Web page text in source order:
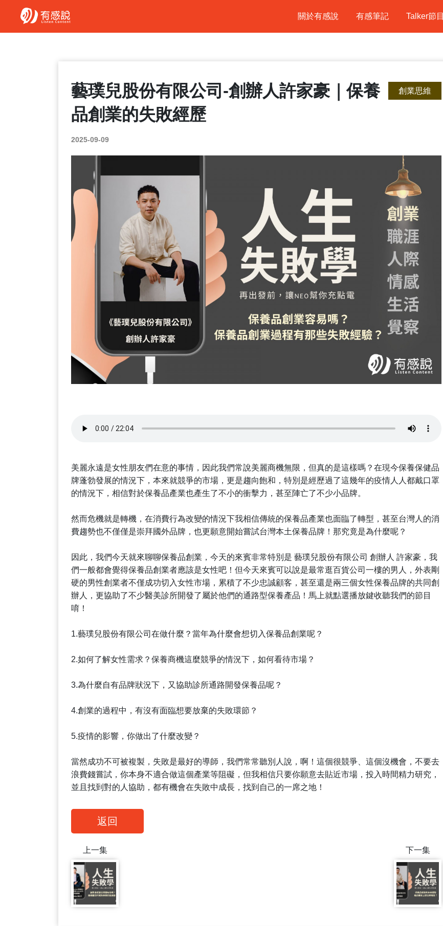
關於有感說 有感筆記 Talker節目
藝璞兒股份有限公司-創辦人許家豪｜保養
品創業的失敗經歷
創業思維
2025-09-09
美麗永遠是女性朋友們在意的事情，因此我們常說美麗商機無限，但真的是這樣嗎？在現今保養保健品
牌蓬勃發展的情況下，本來就競爭的市場，更是趨向飽和，特別是經歷過了這幾年的疫情人人都戴口罩
的情況下，相信對於保養品產業也產生了不小的衝擊力，甚至陣亡了不少小品牌。
然而危機就是轉機，在消費行為改變的情況下我相信傳統的保養品產業也面臨了轉型，甚至台灣人的消
費趨勢也不僅僅是崇拜國外品牌，也更願意開始嘗試台灣本土保養品牌！那究竟是為什麼呢？
因此，我們今天就來聊聊保養品創業，今天的來賓非常特別是 藝璞兒股份有限公司 創辦人 許家豪，我
們一般都會覺得保養品創業者應該是女性吧！但今天來賓可以說是最常逛百貨公司一樓的男人，外表剛
硬的男性創業者不僅成功切入女性市場，累積了不少忠誠顧客，甚至還是兩三個女性保養品牌的共同創
辦人，更協助了不少醫美診所開發了屬於他們的通路型保養產品！馬上就點選播放鍵收聽我們的節目
唷！
1.藝璞兒股份有限公司在做什麼？當年為什麼會想切入保養品創業呢？
2.如何了解女性需求？保養商機這麼競爭的情況下，如何看待市場？
3.為什麼自有品牌狀況下，又協助診所通路開發保養品呢？
4.創業的過程中，有沒有面臨想要放棄的失敗環節？
5.疫情的影響，你做出了什麼改變？
當然成功不可被複製，失敗是最好的導師，我們常常聽別人說，啊！這個很競爭、這個沒機會，不要去
浪費錢嘗試，你本身不適合做這個產業等阻礙，但我相信只要你願意去貼近市場，投入時間精力研究，
並且找到對的人協助，都有機會在失敗中成長，找到自己的一席之地！
返回
上一集 下一集